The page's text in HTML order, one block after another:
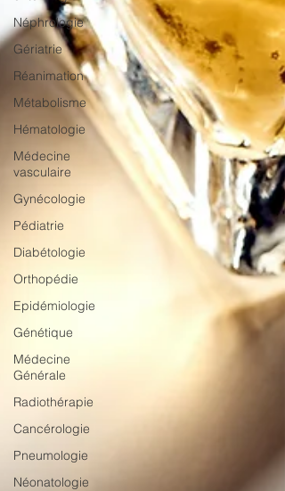
Néphrologie
Gériatrie
Réanimation
Métabolisme
Hématologie
Médecine
vasculaire
Gynécologie
Pédiatrie
Diabétologie
Orthopédie
Epidémiologie
Génétique
Médecine
Générale
Radiothérapie
Cancérologie
Pneumologie
Néonatologie